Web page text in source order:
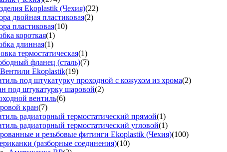
Ekoplastik (Чехия)(22)
двойная пластиковая(2)
пластиковая(10)
короткая(1)
длинная(1)
термостатическая(1)
фланец (сталь)(7)
Ekoplastik(19)
под штукатурку проходной с кожухом из хрома(2)
под штукатурку шаровой(2)
вентиль(6)
кран(7)
радиаторный термостатический прямой(1)
радиаторный термостатический угловой(1)
и резьбовые фитинги Ekoplastik (Чехия)(100)
(разборные соединения)(10)